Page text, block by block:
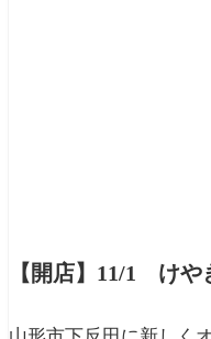
【開店】11/1 けや